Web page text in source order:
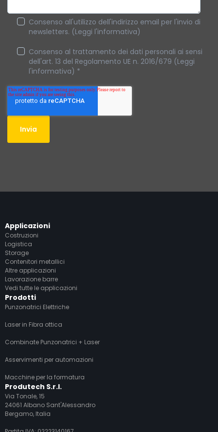
Consenso all'utilizzo dell'indirizzo email per l'invio di
newsletters. (Leggi l'informativa)
Consenso al trattamento dei dati personali ai sensi
dell'art. 13 del Regolamento UE n. 2016/679 (Leggi
l'informativa) *
Produtech S.r.l.
Via Tonale, 15
24061 Albano Sant'Alessandro
Bergamo, Italia
Prodotti
Punzonatrici Elettriche
Laser in Fibra ottica
Combinate Punzonatrici + Laser
Asservimenti per automazioni
Macchine per la formatura
Applicazioni
Costruzioni
Logistica
Storage
Contenitori metallici
Altre applicazioni
Lavorazione barre
Vedi tutte le applicazioni